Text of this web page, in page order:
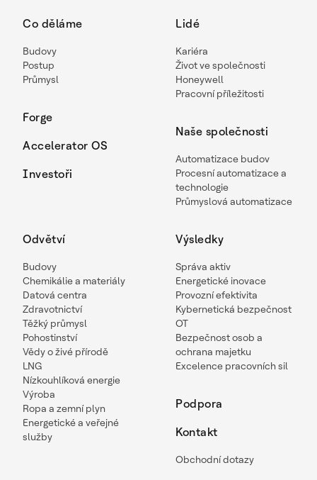
Co děláme
Budovy
Postup
Průmysl
Forge
Accelerator OS
Investoři
Lidé
Kariéra
Život ve společnosti
Honeywell
Pracovní příležitosti
Naše společnosti
Automatizace budov
Procesní automatizace a
technologie
Průmyslová automatizace
Odvětví
Budovy
Chemikálie a materiály
Datová centra
Zdravotnictví
Těžký průmysl
Pohostinství
Vědy o živé přírodě
LNG
Nízkouhlíková energie
Výroba
Ropa a zemní plyn
Energetické a veřejné
služby
Výsledky
Správa aktiv
Energetické inovace
Provozní efektivita
Kybernetická bezpečnost
OT
Bezpečnost osob a
ochrana majetku
Excelence pracovních sil
Podpora
Kontakt
Obchodní dotazy